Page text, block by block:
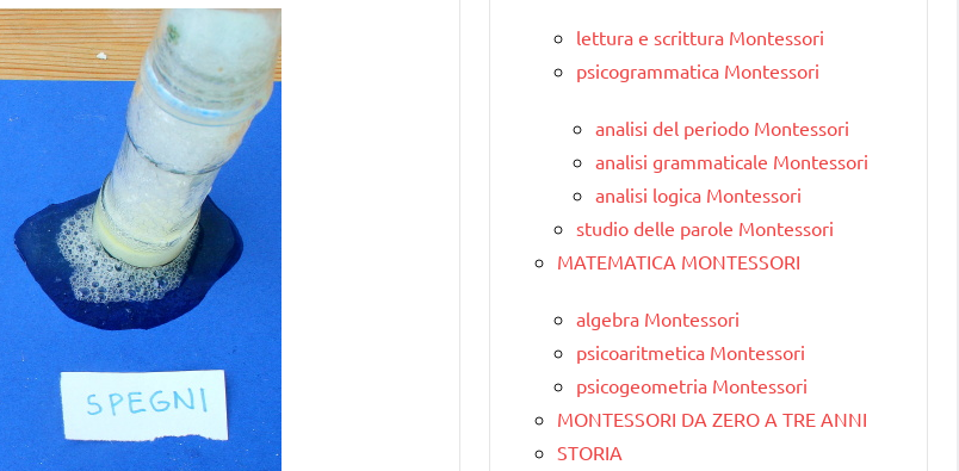
lettura e scrittura Montessori
psicogrammatica Montessori
analisi del periodo Montessori
analisi grammaticale Montessori
analisi logica Montessori
studio delle parole Montessori
MATEMATICA MONTESSORI
algebra Montessori
psicoaritmetica Montessori
psicogeometria Montessori
MONTESSORI DA ZERO A TRE ANNI
STORIA